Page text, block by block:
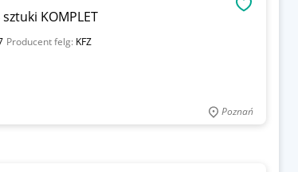
KOMPLET
Producent felg: KFZ
Poznań